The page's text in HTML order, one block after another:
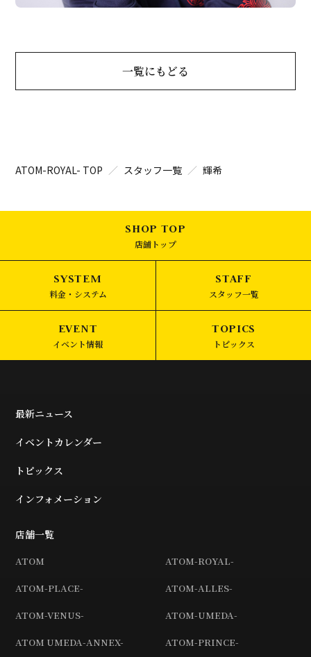
一覧にもどる
ATOM-ROYAL- TOP スタッフ一覧 輝希
店舗トップ
料金・システム スタッフ一覧
イベント情報 トピックス
最新ニュース
イベントカレンダー
トピックス
インフォメーション
店舗一覧
ATOM ATOM-ROYAL-
ATOM-PLACE- ATOM-ALLES-
ATOM-VENUS- ATOM-UMEDA-
ATOM UMEDA-ANNEX- ATOM-PRINCE-